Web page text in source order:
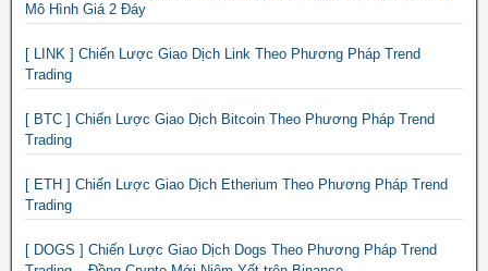
Mô Hình Giá 2 Đáy
[ LINK ] Chiến Lược Giao Dịch Link Theo Phương Pháp Trend
Trading
[ BTC ] Chiến Lược Giao Dịch Bitcoin Theo Phương Pháp Trend
Trading
[ ETH ] Chiến Lược Giao Dịch Etherium Theo Phương Pháp Trend
Trading
[ DOGS ] Chiến Lược Giao Dịch Dogs Theo Phương Pháp Trend